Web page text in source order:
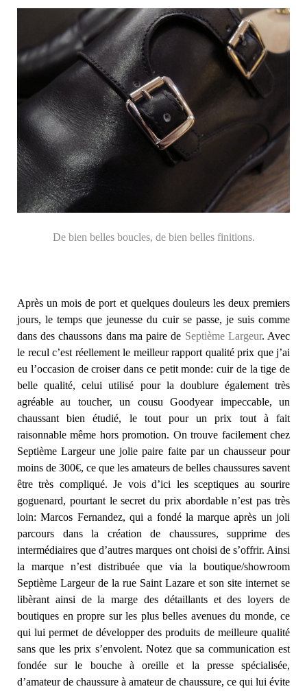
De bien belles boucles, de bien belles finitions.
Après un mois de port et quelques douleurs les deux premiers
jours, le temps que jeunesse du cuir se passe, je suis comme
dans des chaussons dans ma paire de Septième Largeur. Avec
le recul c’est réellement le meilleur rapport qualité prix que j’ai
eu l’occasion de croiser dans ce petit monde: cuir de la tige de
belle qualité, celui utilisé pour la doublure également très
agréable au toucher, un cousu Goodyear impeccable, un
chaussant bien étudié, le tout pour un prix tout à fait
raisonnable même hors promotion. On trouve facilement chez
Septième Largeur une jolie paire faite par un chausseur pour
moins de 300€, ce que les amateurs de belles chaussures savent
être très compliqué. Je vois d’ici les sceptiques au sourire
goguenard, pourtant le secret du prix abordable n’est pas très
loin: Marcos Fernandez, qui a fondé la marque après un joli
parcours dans la création de chaussures, supprime des
intermédiaires que d’autres marques ont choisi de s’offrir. Ainsi
la marque n’est distribuée que via la boutique/showroom
Septième Largeur de la rue Saint Lazare et son site internet se
libèrant ainsi de la marge des détaillants et des loyers de
boutiques en propre sur les plus belles avenues du monde, ce
qui lui permet de développer des produits de meilleure qualité
sans que les prix s’envolent. Notez que sa communication est
fondée sur le bouche à oreille et la presse spécialisée,
d’amateur de chaussure à amateur de chaussure, ce qui lui évite